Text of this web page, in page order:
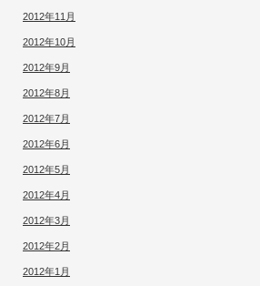
2012年11月
2012年10月
2012年9月
2012年8月
2012年7月
2012年6月
2012年5月
2012年4月
2012年3月
2012年2月
2012年1月